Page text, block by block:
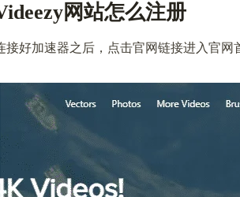
网站怎么注册
接好加速器之后，点击官网链接进入官网